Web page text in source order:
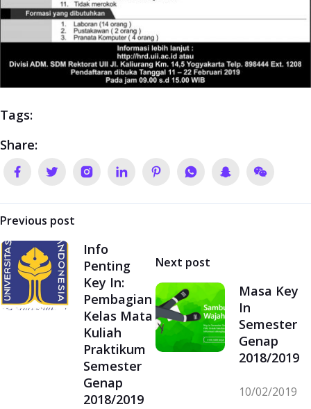
Tags:
Share:
Navigasi
pos
Previous post
Info
Penting
Key In:
Pembagian
Kelas Mata
Kuliah
Praktikum
Semester
Genap
2018/2019
Next post
Masa Key
In
Semester
Genap
2018/2019
10/02/2019